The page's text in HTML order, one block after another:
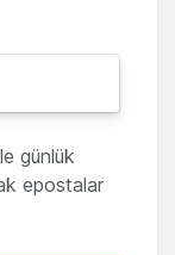
günlük
epostalar